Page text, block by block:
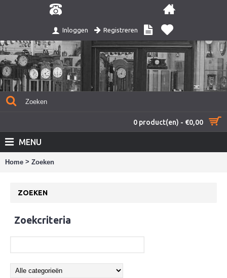
Inloggen Registreren
0 product(en) - €0,00
MENU
Home > Zoeken
ZOEKEN
Zoekcriteria